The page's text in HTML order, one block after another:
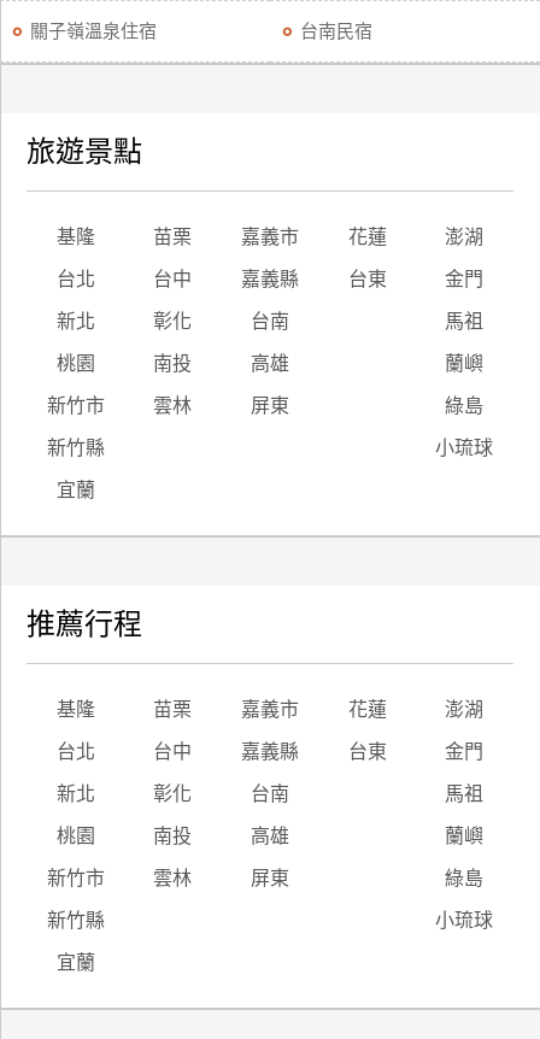
關子嶺溫泉住宿 台南民宿
旅遊景點
基隆 苗栗 嘉義市 花蓮 澎湖
台北 台中 嘉義縣 台東 金門
新北 彰化 台南 馬祖
桃園 南投 高雄 蘭嶼
新竹市 雲林 屏東 綠島
新竹縣 小琉球
宜蘭
推薦行程
基隆 苗栗 嘉義市 花蓮 澎湖
台北 台中 嘉義縣 台東 金門
新北 彰化 台南 馬祖
桃園 南投 高雄 蘭嶼
新竹市 雲林 屏東 綠島
新竹縣 小琉球
宜蘭